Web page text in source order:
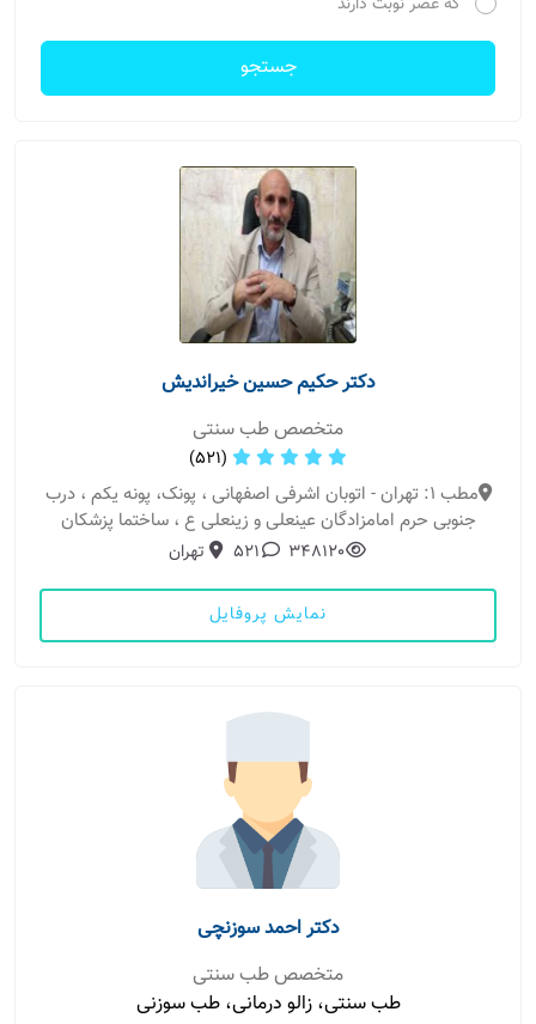
جستجو
دکتر حکیم حسین خیراندیش
متخصص طب سنتی
(521)
مطب 1: تهران - اتوبان اشرفی اصفهانی ، پونک، پونه یکم ، درب
جنوبی حرم امامزادگان عینعلی و زینعلی ع ، ساختما پزشکان
348120
521 تهران
نمایش پروفایل
دکتر احمد سوزنچی
متخصص طب سنتی
طب سنتی، زالو درمانی، طب سوزنی